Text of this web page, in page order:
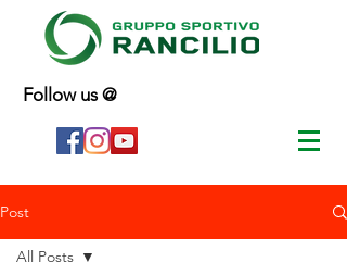
Follow us @
Post
All Posts